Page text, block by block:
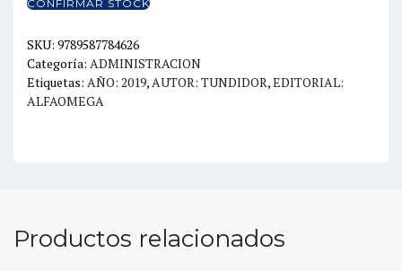
CONFIRMAR STOCK
SKU: 9789587784626
Categoría: ADMINISTRACION
Etiquetas: AÑO: 2019, AUTOR: TUNDIDOR,EDITORIAL:
ALFAOMEGA
Productos relacionados